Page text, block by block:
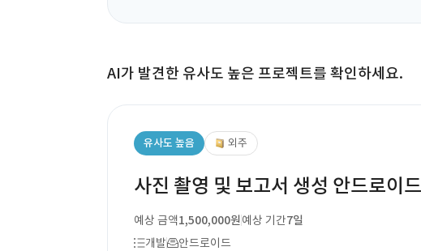
AI가 발견한 유사도 높은 프로젝트를 확인하세요.
유사도 높음 외주
사진 촬영 및 보고서 생성 안드로이
예상 금액1,500,000원예상 기간7일
개발
안드로이드